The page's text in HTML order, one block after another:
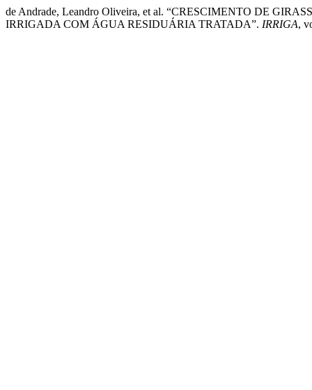
de Andrade, Leandro Oliveira, et al. “CRESCIMENTO DE
IRRIGADA COM ÁGUA RESIDUÁRIA TRATADA”. IRRIGA,